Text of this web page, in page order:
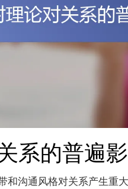
系的普遍
和沟通风格对关系产生重